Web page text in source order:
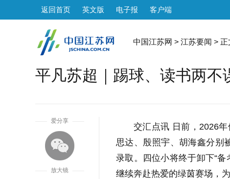
返回首页 英文版 电子报 客户端
中国江苏网 > 江苏要闻 > 正
平凡苏超｜踢球、读书两
爱分享
放大镜
交汇点讯 日前，2026
思达、殷照宇、胡海鑫分别
录取。四位小将终于卸下“
继续奔赴热爱的绿茵赛场，